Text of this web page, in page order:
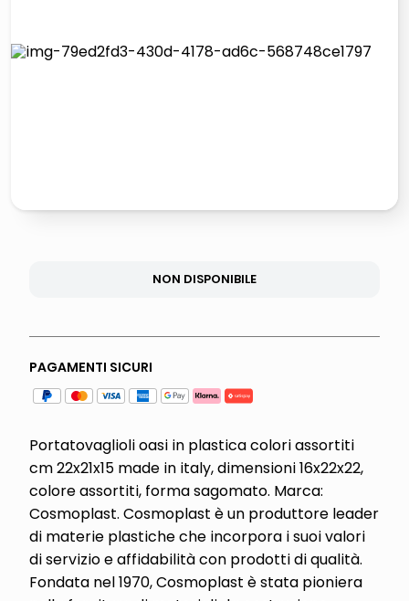
NON DISPONIBILE
PAGAMENTI SICURI
Portatovaglioli oasi in plastica colori assortiti
cm 22x21x15 made in italy, dimensioni 16x22x22,
colore assortiti, forma sagomato. Marca:
Cosmoplast. Cosmoplast è un produttore leader
di materie plastiche che incorpora i suoi valori
di servizio e affidabilità con prodotti di qualità.
Fondata nel 1970, Cosmoplast è stata pioniera